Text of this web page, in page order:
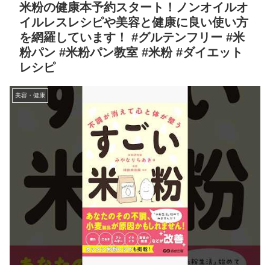
米粉の健康本予約スタート！ノンオイルオ
イルレスレシピや美容と健康に良い使い方
を網羅しています！ #グルテンフリー #米
粉パン #米粉パン教室 #米粉 #ダイエット
レシピ
美容・健康